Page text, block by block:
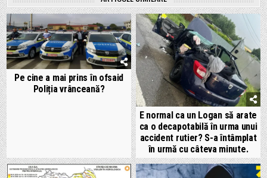
Pe cine a mai prins în ofsaid
Poliția vrânceană?
E normal ca un Logan să arate
ca o decapotabilă în urma unui
accident rutier? S-a întâmplat
în urmă cu câteva minute.